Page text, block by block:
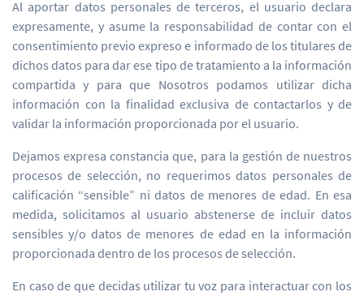
Al aportar datos personales de terceros, el usuario declara
expresamente, y asume la responsabilidad de contar con el
consentimiento previo expreso e informado de los titulares de
dichos datos para dar ese tipo de tratamiento a la información
compartida y para que Nosotros podamos utilizar dicha
información con la finalidad exclusiva de contactarlos y de
validar la información proporcionada por el usuario.
Dejamos expresa constancia que, para la gestión de nuestros
procesos de selección, no requerimos datos personales de
calificación “sensible” ni datos de menores de edad. En esa
medida, solicitamos al usuario abstenerse de incluir datos
sensibles y/o datos de menores de edad en la información
proporcionada dentro de los procesos de selección.
En caso de que decidas utilizar tu voz para interactuar con los